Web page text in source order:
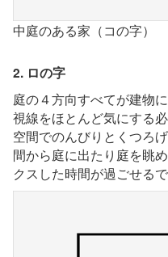
中庭のある家（コの字）
2. ロの字
庭の４方向すべてが建物
視線をほとんど気にする
空間でのんびりとくつろ
間から庭に出たり庭を眺
クスした時間が過ごせるで